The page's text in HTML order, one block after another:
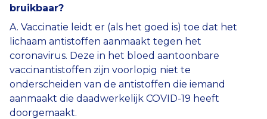
bruikbaar?
A. Vaccinatie leidt er (als het goed is) toe dat het
lichaam antistoffen aanmaakt tegen het
coronavirus. Deze in het bloed aantoonbare
vaccinantistoffen zijn voorlopig niet te
onderscheiden van de antistoffen die iemand
aanmaakt die daadwerkelijk COVID-19 heeft
doorgemaakt.